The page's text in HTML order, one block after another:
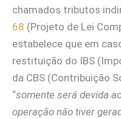
chamados tributos
68 (Projeto de Lei
estabelece que em
restituição do IBS
da CBS (Contribuição
“somente será devida
operação não tiver